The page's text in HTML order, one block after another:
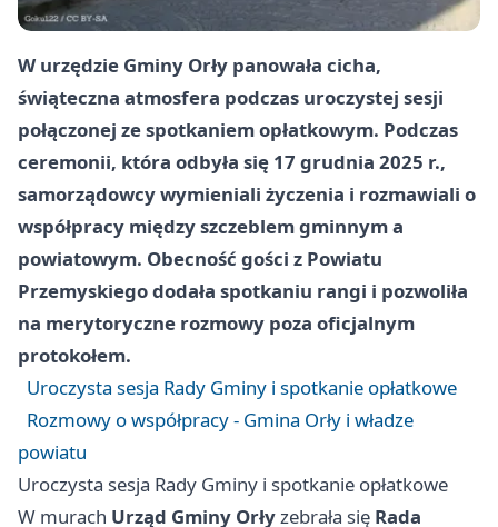
W urzędzie Gminy Orły panowała cicha,
świąteczna atmosfera podczas uroczystej sesji
połączonej ze spotkaniem opłatkowym. Podczas
ceremonii, która odbyła się 17 grudnia 2025 r.,
samorządowcy wymieniali życzenia i rozmawiali o
współpracy między szczeblem gminnym a
powiatowym. Obecność gości z Powiatu
Przemyskiego dodała spotkaniu rangi i pozwoliła
na merytoryczne rozmowy poza oficjalnym
protokołem.
Uroczysta sesja Rady Gminy i spotkanie opłatkowe
Rozmowy o współpracy - Gmina Orły i władze
powiatu
Uroczysta sesja Rady Gminy i spotkanie opłatkowe
W murach Urząd Gminy Orłyzebrała się Rada